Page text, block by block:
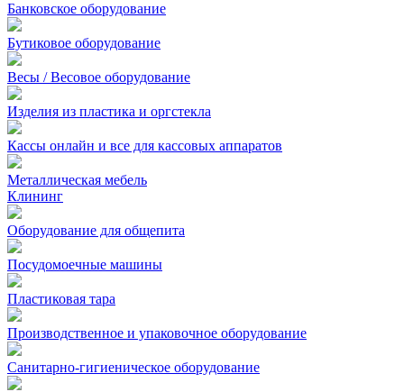
Банковское оборудование
Бутиковое оборудование
Весы / Весовое оборудование
Изделия из пластика и оргстекла
Кассы онлайн и все для кассовых аппаратов
Металлическая мебель
Клининг
Оборудование для общепита
Посудомоечные машины
Пластиковая тара
Производственное и упаковочное оборудование
Санитарно-гигиеническое оборудование